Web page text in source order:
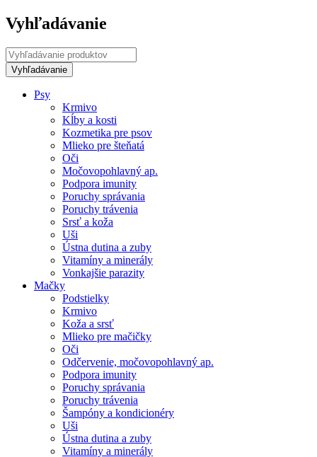
Vyhľadávanie
Psy
Krmivo
Kĺby a kosti
Kozmetika pre psov
Mlieko pre šteňatá
Oči
Močovopohlavný ap.
Podpora imunity
Poruchy správania
Poruchy trávenia
Srsť a koža
Uši
Ústna dutina a zuby
Vitamíny a minerály
Vonkajšie parazity
Mačky
Podstielky
Krmivo
Koža a srsť
Mlieko pre mačičky
Oči
Odčervenie, močovopohlavný ap.
Podpora imunity
Poruchy správania
Poruchy trávenia
Šampóny a kondicionéry
Uši
Ústna dutina a zuby
Vitamíny a minerály